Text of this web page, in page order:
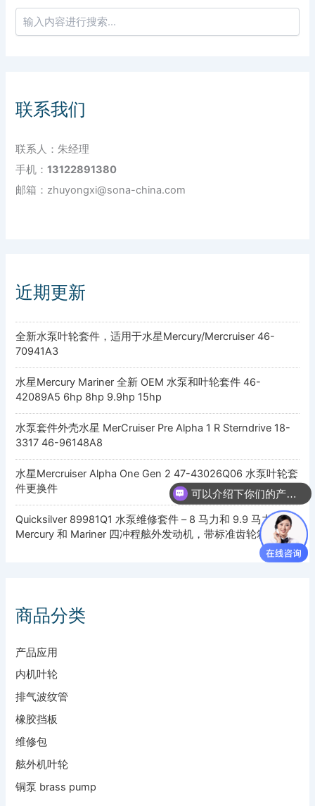
联系我们
联系人：朱经理
手机：13122891380
邮箱：zhuyongxi@sona-china.com
近期更新
全新水泵叶轮套件，适用于水星Mercury/Mercruiser 46-
70941A3
水星Mercury Mariner 全新 OEM 水泵和叶轮套件 46-
42089A5 6hp 8hp 9.9hp 15hp
水泵套件外壳水星 MerCruiser Pre Alpha 1 R Sterndrive 18-
3317 46-96148A8
水星Mercruiser Alpha One Gen 2 47-43026Q06 水泵叶轮套
件更换件
Quicksilver 89981Q1 水泵维修套件 – 8 马力和 9.9 马力
Mercury 和 Mariner 四冲程舷外发动机，带标准齿轮箱
商品分类
产品应用
内机叶轮
排气波纹管
橡胶挡板
维修包
舷外机叶轮
铜泵 brass pump
可以介绍下你们的产品么